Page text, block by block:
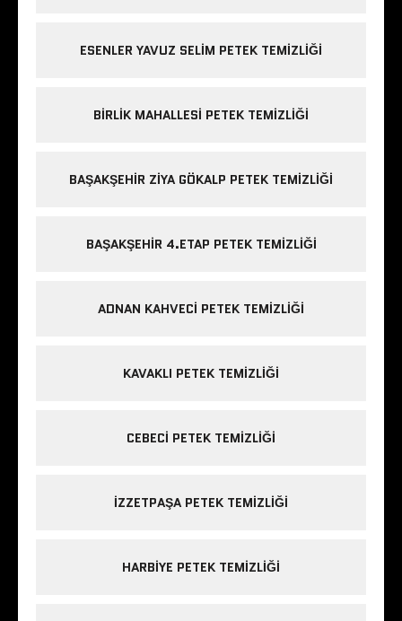
ESENLER YAVUZ SELIM PETEK TEMIZLIĞI
BIRLIK MAHALLESI PETEK TEMIZLIĞI
BAŞAKŞEHIR ZIYA GÖKALP PETEK TEMIZLIĞI
BAŞAKŞEHIR 4.ETAP PETEK TEMIZLIĞI
ADNAN KAHVECI PETEK TEMIZLIĞI
KAVAKLI PETEK TEMIZLIĞI
CEBECI PETEK TEMIZLIĞI
IZZETPAŞA PETEK TEMIZLIĞI
HARBIYE PETEK TEMIZLIĞI